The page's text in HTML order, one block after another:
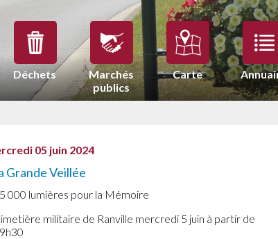
Déchets
Marchés
publics
Carte
05 juin 2024
Grande Veillée
000 lumières pour la Mémoire
militaire de Ranville mercredi 5 juin à partir de